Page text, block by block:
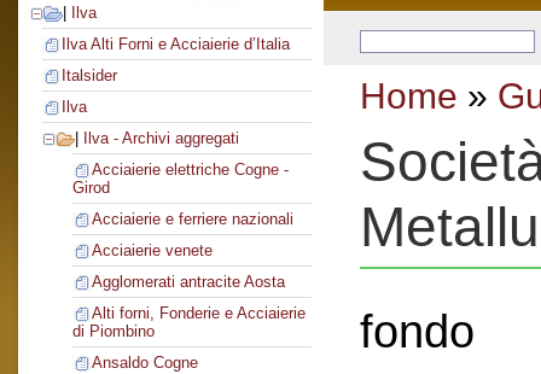
Ilva
Ilva Alti Forni e Acciaierie d’Italia
Italsider
Ilva
Ilva - Archivi aggregati
Acciaierie elettriche Cogne -
Girod
Acciaierie e ferriere nazionali
Acciaierie venete
Agglomerati antracite Aosta
Alti forni, Fonderie e Acciaierie
di Piombino
Ansaldo Cogne
Home »
fondo